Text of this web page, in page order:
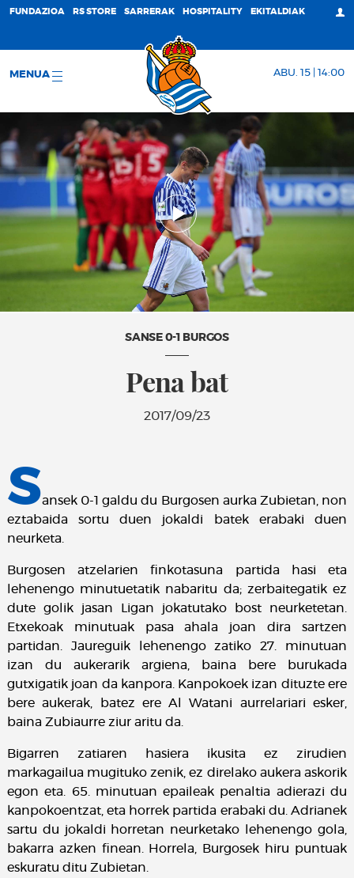
FUNDAZIOA RS STORE SARRERAK HOSPITALITY EKITALDIAK
MENUA ABU. 15 | 14:00
SANSE 0-1 BURGOS
Pena bat
2017/09/23
Sansek 0-1 galdu du Burgosen aurka Zubietan, non
eztabaida sortu duen jokaldi batek erabaki duen
neurketa.
Burgosen atzelarien finkotasuna partida hasi eta
lehenengo minutuetatik nabaritu da; zerbaitegatik ez
dute golik jasan Ligan jokatutako bost neurketetan.
Etxekoak minutuak pasa ahala joan dira sartzen
partidan. Jaureguik lehenengo zatiko 27. minutuan
izan du aukerarik argiena, baina bere burukada
gutxigatik joan da kanpora. Kanpokoek izan dituzte ere
bere aukerak, batez ere Al Watani aurrelariari esker,
baina Zubiaurre ziur aritu da.
Bigarren zatiaren hasiera ikusita ez zirudien
markagailua mugituko zenik, ez direlako aukera askorik
egon eta. 65. minutuan epaileak penaltia adierazi du
kanpokoentzat, eta horrek partida erabaki du. Adrianek
sartu du jokaldi horretan neurketako lehenengo gola,
bakarra azken finean. Horrela, Burgosek hiru puntuak
eskuratu ditu Zubietan.